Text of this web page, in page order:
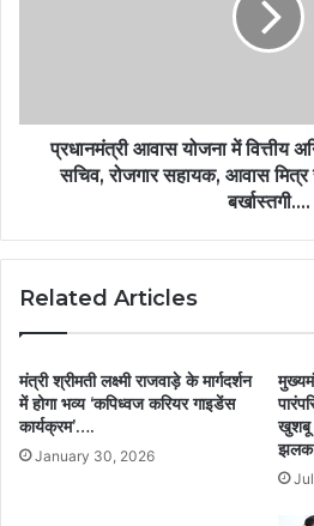
प्रधानमंत्री आवास योजना में वित्तीय
सचिव, रोजगार सहायक, आवास मित्र
बर्खास्तगी….
Related Articles
मंत्री श्रीमती लक्ष्मी राजवाड़े के मार्गदर्शन
में होगा भव्य ‘कपिध्वज करियर गाइडेंस
कार्यक्रम’….
January 30, 2026
खुशबू